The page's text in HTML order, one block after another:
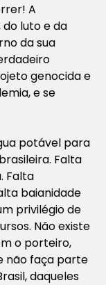
A
luto e da
da sua
genocida e
e se
potável para
Falta
Falta
baianidade
privilégio de
Não existe
o porteiro,
não faça parte
daqueles